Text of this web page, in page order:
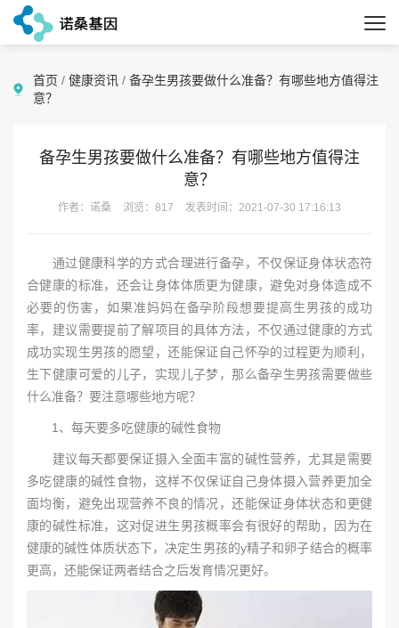
首页 / 健康资讯 / 备孕生男孩要做什么准备？有哪些地方值得注
意？
备孕生男孩要做什么准备？有哪些地方值得注
意？
作者：诺桑 浏览：817 发表时间：2021-07-30 17:16:13
通过健康科学的方式合理进行备孕，不仅保证身体状态符
合健康的标准，还会让身体体质更为健康，避免对身体造成不
必要的伤害，如果准妈妈在备孕阶段想要提高生男孩的成功
率，建议需要提前了解项目的具体方法，不仅通过健康的方式
成功实现生男孩的愿望，还能保证自己怀孕的过程更为顺利，
生下健康可爱的儿子，实现儿子梦，那么备孕生男孩需要做些
什么准备？要注意哪些地方呢？
1、每天要多吃健康的碱性食物
建议每天都要保证摄入全面丰富的碱性营养，尤其是需要
多吃健康的碱性食物，这样不仅保证自己身体摄入营养更加全
面均衡，避免出现营养不良的情况，还能保证身体状态和更健
康的碱性标准，这对促进生男孩概率会有很好的帮助，因为在
健康的碱性体质状态下，决定生男孩的y精子和卵子结合的概率
更高，还能保证两者结合之后发育情况更好。